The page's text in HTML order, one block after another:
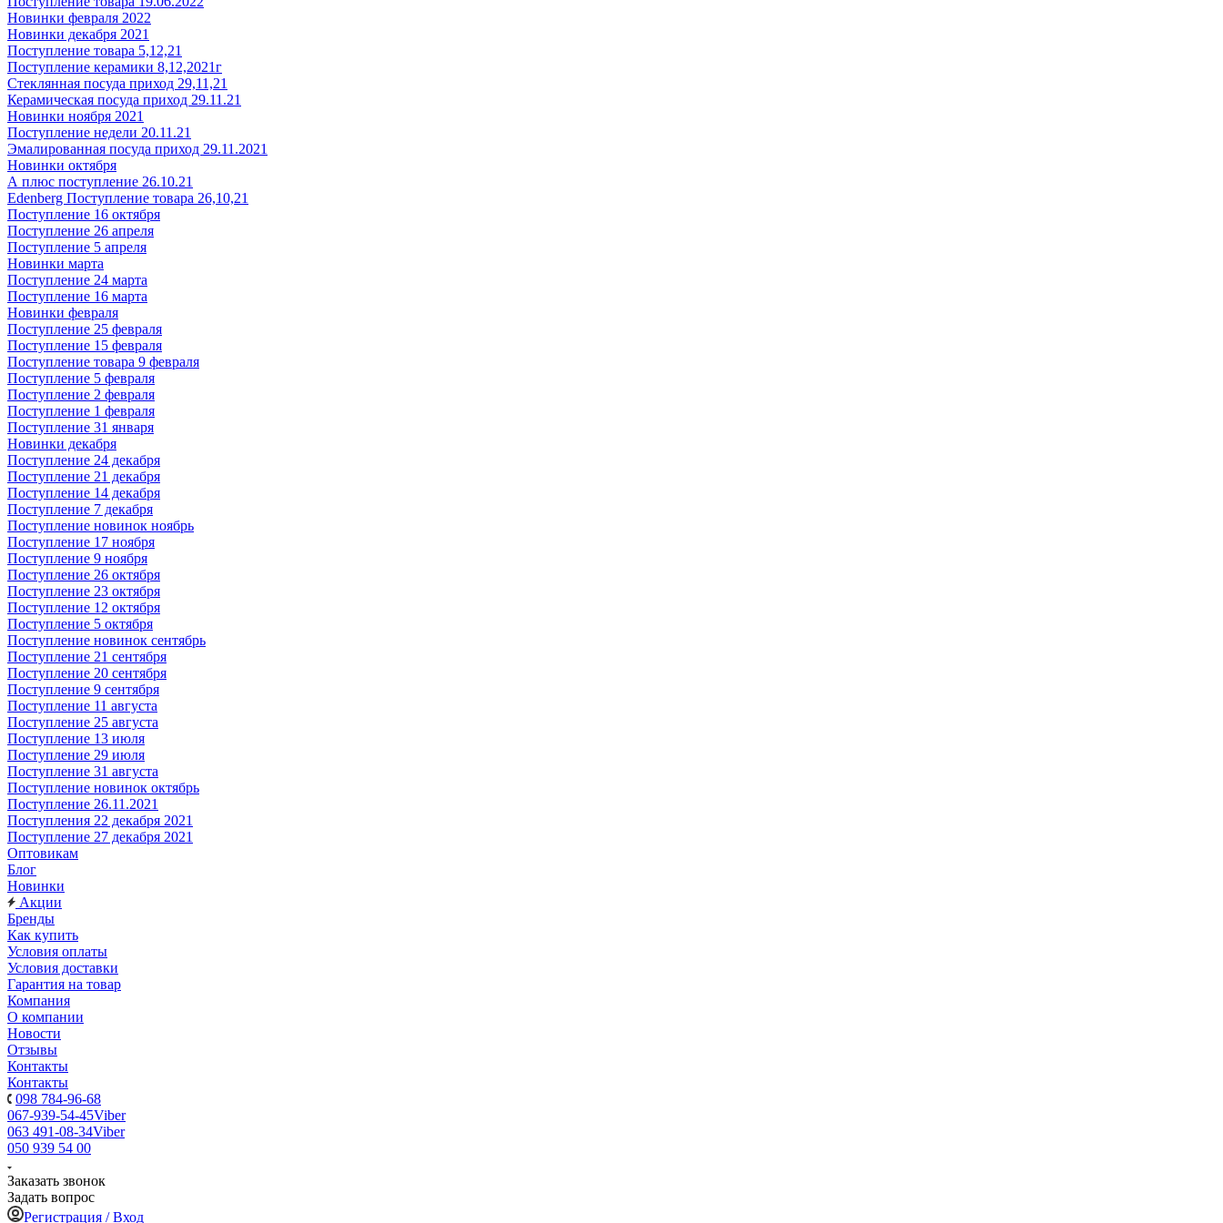
Новинки февраля 2022
Новинки декабря 2021
Поступление товара 5,12,21
Поступление керамики 8,12,2021г
Стеклянная посуда приход 29,11,21
Керамическая посуда приход 29.11.21
Новинки ноября 2021
Поступление недели 20.11.21
Эмалированная посуда приход 29.11.2021
Новинки октября
А плюс поступление 26.10.21
Edenberg Поступление товара 26,10,21
Поступление 16 октября
Поступление 26 апреля
Поступление 5 апреля
Новинки марта
Поступление 24 марта
Поступление 16 марта
Новинки февраля
Поступление 25 февраля
Поступление 15 февраля
Поступление товара 9 февраля
Поступление 5 февраля
Поступление 2 февраля
Поступление 1 февраля
Поступление 31 января
Новинки декабря
Поступление 24 декабря
Поступление 21 декабря
Поступление 14 декабря
Поступление 7 декабря
Поступление новинок ноябрь
Поступление 17 ноября
Поступление 9 ноября
Поступление 26 октября
Поступление 23 октября
Поступление 12 октября
Поступление 5 октября
Поступление новинок сентябрь
Поступление 21 сентября
Поступление 20 сентября
Поступление 9 сентября
Поступление 11 августа
Поступление 25 августа
Поступление 13 июля
Поступление 29 июля
Поступление 31 августа
Поступление новинок октябрь
Поступление 26.11.2021
Поступления 22 декабря 2021
Поступление 27 декабря 2021
Оптовикам
Блог
Новинки
Акции
Бренды
Как купить
Условия оплаты
Условия доставки
Гарантия на товар
Компания
О компании
Новости
Отзывы
Контакты
Контакты
098 784-96-68
067-939-54-45Viber
063 491-08-34Viber
050 939 54 00
Заказать звонок
Задать вопрос
Регистрация / Вход